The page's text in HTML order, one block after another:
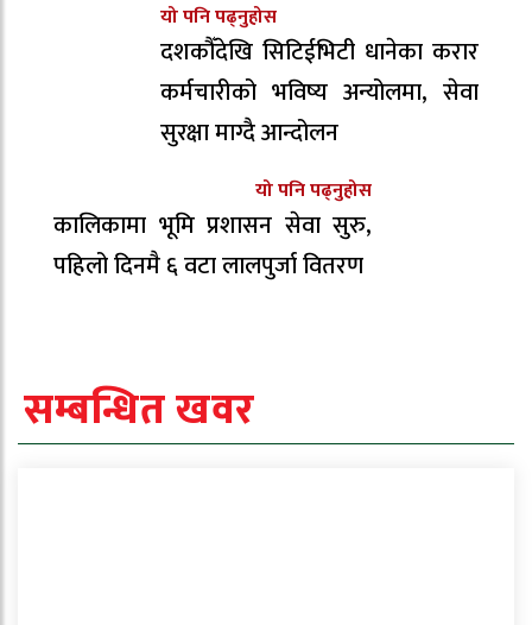
यो पनि पढ्नुहोस
दशकौँदेखि सिटिईभिटी धानेका करार
कर्मचारीको भविष्य अन्योलमा, सेवा
सुरक्षा माग्दै आन्दोलन
यो पनि पढ्नुहोस
कालिकामा भूमि प्रशासन सेवा सुरु,
पहिलो दिनमै ६ वटा लालपुर्जा वितरण
सम्बन्धित खवर